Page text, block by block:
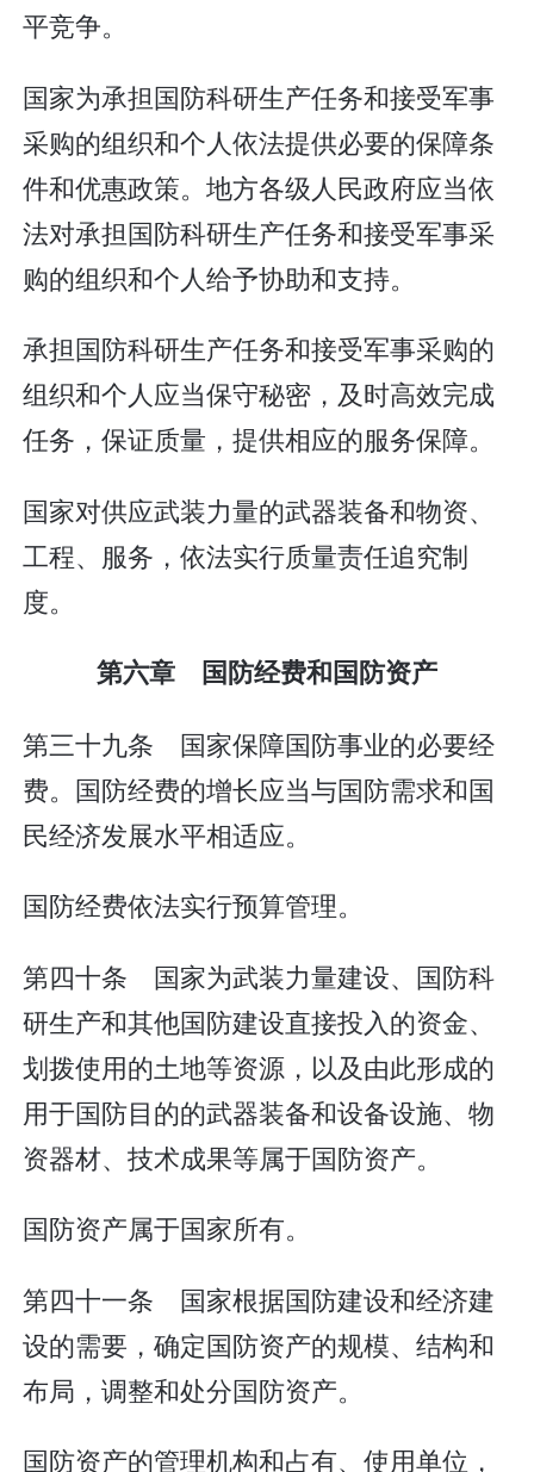
平竞争。
国家为承担国防科研生产任务和接受军事
采购的组织和个人依法提供必要的保障条
件和优惠政策。地方各级人民政府应当依
法对承担国防科研生产任务和接受军事采
购的组织和个人给予协助和支持。
承担国防科研生产任务和接受军事采购的
组织和个人应当保守秘密，及时高效完成
任务，保证质量，提供相应的服务保障。
国家对供应武装力量的武器装备和物资、
工程、服务，依法实行质量责任追究制
度。
第六章 国防经费和国防资产
第三十九条 国家保障国防事业的必要经
费。国防经费的增长应当与国防需求和国
民经济发展水平相适应。
国防经费依法实行预算管理。
第四十条 国家为武装力量建设、国防科
研生产和其他国防建设直接投入的资金、
划拨使用的土地等资源，以及由此形成的
用于国防目的的武器装备和设备设施、物
资器材、技术成果等属于国防资产。
国防资产属于国家所有。
第四十一条 国家根据国防建设和经济建
设的需要，确定国防资产的规模、结构和
布局，调整和处分国防资产。
国防资产的管理机构和占有、使用单位，